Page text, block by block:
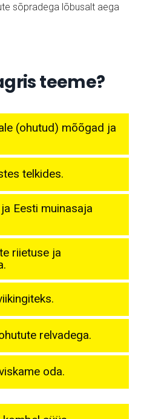
sõpradega lõbusalt aega
teeme?
(ohutud) mõõgad ja
telkides.
Eesti muinasaja
riietuse ja
relvadega.
oda.